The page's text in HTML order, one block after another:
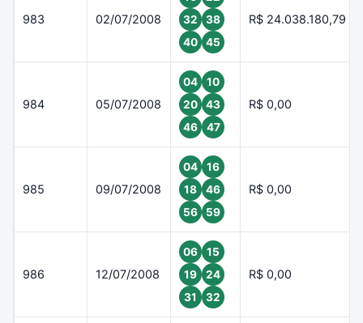
983 02/07/2008
32
38
40
45
R$ 24.038.180,79
984 05/07/2008
04
10
20
43
46
47
R$ 0,00
985 09/07/2008
04
16
18
46
56
59
R$ 0,00
986 12/07/2008
06
15
19
24
31
32
R$ 0,00